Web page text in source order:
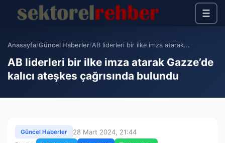
☰
Anasayfa/Güncel Haberler/AB liderleri bir ilke imza atarak...
AB liderleri bir ilke imza atarak Gazze’de
kalıcı ateşkes çağrısında bulundu
Güncel Haberler
28 Mart 2024, 21:44